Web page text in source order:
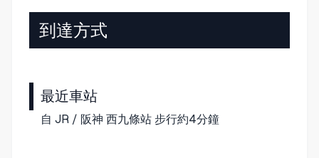
到達方式
最近車站
自 JR / 阪神 西九條站 步行約4分鐘